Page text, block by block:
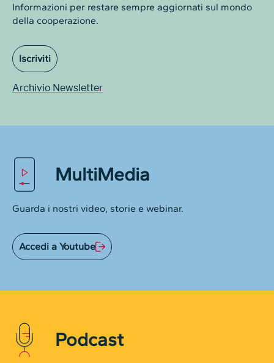
Informazioni per restare sempre aggiornati sul mondo
della cooperazione.
Iscriviti
Archivio Newsletter
MultiMedia
Guarda i nostri video, storie e webinar.
Accedi a Youtube
Podcast